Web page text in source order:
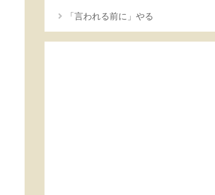
「言われる前に」やる